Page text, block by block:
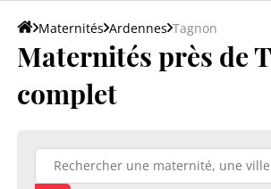
Maternités Ardennes Tagnon
Maternités près de
complet